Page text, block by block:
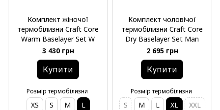
Комплект жіночої
термобілизни Craft Core
Warm Baselayer Set W
3 430 грн
Купити
Розмір термобілизни
XS S M L
Комплект чоловічої
термобілизни Craft Core
Dry Baselayer Set Man
2 695 грн
Купити
Розмір термобілизни
S M L XL XXL